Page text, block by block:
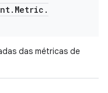
. Metric .
das métricas de